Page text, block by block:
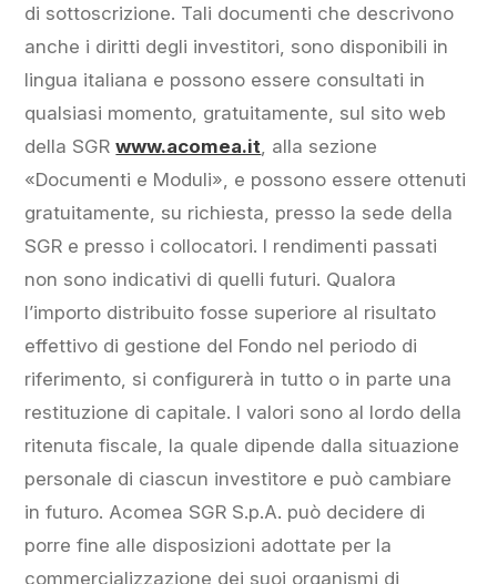
di sottoscrizione. Tali documenti che descrivono
anche i diritti degli investitori, sono disponibili in
lingua italiana e possono essere consultati in
qualsiasi momento, gratuitamente, sul sito web
della SGRwww.acomea.it , alla sezione
«Documenti e Moduli», e possono essere ottenuti
gratuitamente, su richiesta, presso la sede della
SGR e presso i collocatori. I rendimenti passati
non sono indicativi di quelli futuri. Qualora
l’importo distribuito fosse superiore al risultato
effettivo di gestione del Fondo nel periodo di
riferimento, si configurerà in tutto o in parte una
restituzione di capitale. I valori sono al lordo della
ritenuta fiscale, la quale dipende dalla situazione
personale di ciascun investitore e può cambiare
in futuro. Acomea SGR S.p.A. può decidere di
porre fine alle disposizioni adottate per la
commercializzazione dei suoi organismi di